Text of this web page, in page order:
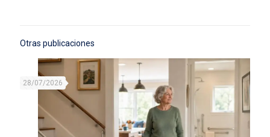
Otras publicaciones
28/07/2026